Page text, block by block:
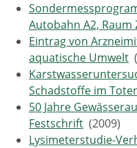
Autobahn A2,
Eintrag von
aquatische Umwelt
Schadstoffe im
50 Jahre
Festschrift (2009)
Lysimeterstudie-